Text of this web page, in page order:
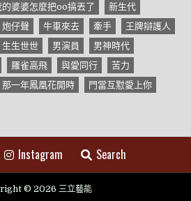
的婆婆怎麼把oo搞丟了
新生代
炮仔聲 牛車來去 牽手
王牌辯護人
生生世世 男演員
男神時代
羅雀高飛 與愛同行
苦力
那一年鳳凰花開時
門當互懟愛上你
Instagram Search
© 2026 三立藝能